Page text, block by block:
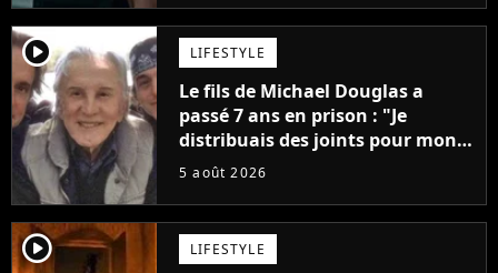
player2 LIFESTYLE
Le fils de Michael Douglas a
passé 7 ans en prison : "Je
distribuais des joints pour mon
père"
5 août 2026
player2 LIFESTYLE